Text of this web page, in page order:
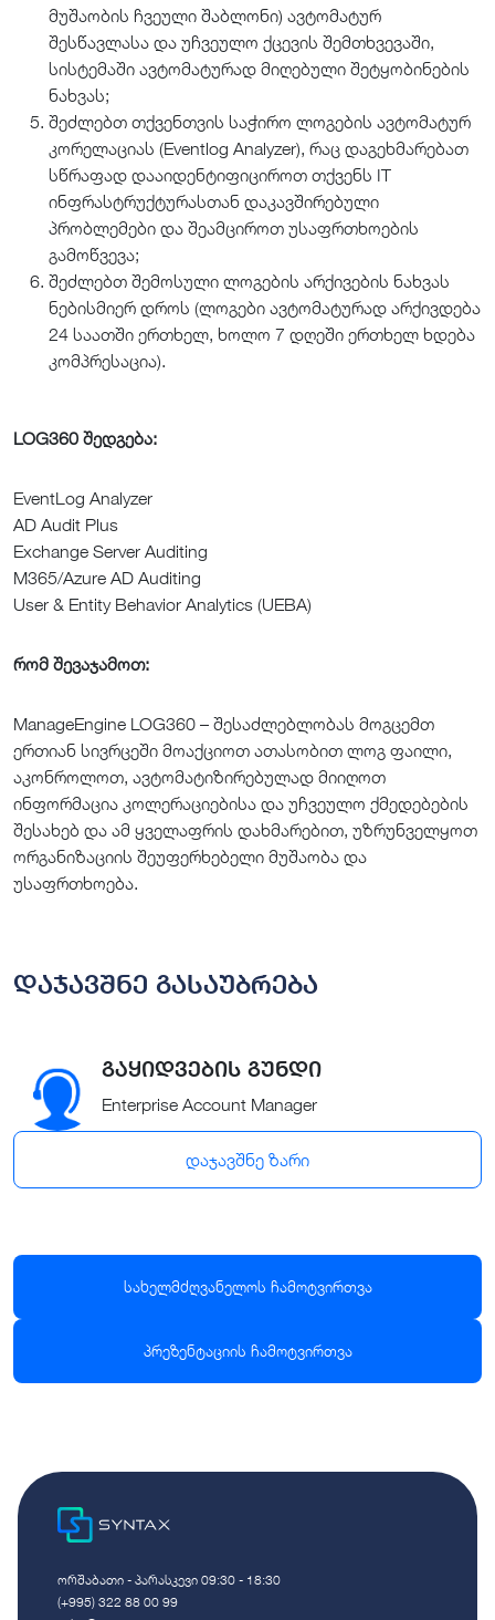
მუშაობის ჩვეული შაბლონი) ავტომატურ
შესწავლასა და უჩვეულო ქცევის შემთხვევაში,
სისტემაში ავტომატურად მიღებული შეტყობინების
ნახვას;
შეძლებთ თქვენთვის საჭირო ლოგების ავტომატურ
კორელაციას (Eventlog Analyzer), რაც დაგეხმარებათ
სწრაფად დააიდენტიფიციროთ თქვენს IT
ინფრასტრუქტურასთან დაკავშირებული
პრობლემები და შეამციროთ უსაფრთხოების
გამოწვევა;
შეძლებთ შემოსული ლოგების არქივების ნახვას
ნებისმიერ დროს (ლოგები ავტომატურად არქივდება
24 საათში ერთხელ, ხოლო 7 დღეში ერთხელ ხდება
კომპრესაცია).
LOG360 შედგება:
EventLog Analyzer
AD Audit Plus
Exchange Server Auditing
M365/Azure AD Auditing
User & Entity Behavior Analytics (UEBA)
რომ შევაჯამოთ:
ManageEngine LOG360 – შესაძლებლობას მოგცემთ
ერთიან სივრცეში მოაქციოთ ათასობით ლოგ ფაილი,
აკონროლოთ, ავტომატიზირებულად მიიღოთ
ინფორმაცია კოლერაციებისა და უჩვეულო ქმედებების
შესახებ და ამ ყველაფრის დახმარებით, უზრუნველყოთ
ორგანიზაციის შეუფერხებელი მუშაობა და
უსაფრთხოება.
დაჯავშნე გასაუბრება
გაყიდვების გუნდი
Enterprise Account Manager
დაჯავშნე ზარი
სახელმძღვანელოს ჩამოტვირთვა
პრეზენტაციის ჩამოტვირთვა
ორშაბათი - პარასკევი 09:30 - 18:30
(+995) 322 88 00 99